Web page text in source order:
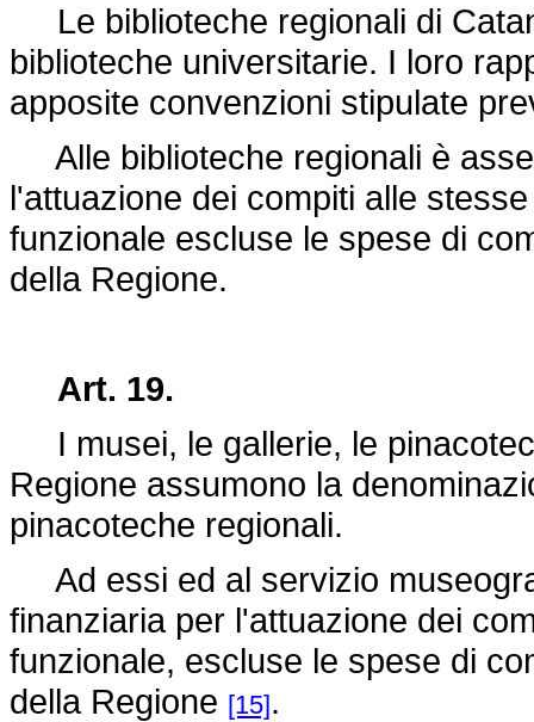
Le biblioteche regionali di
biblioteche universitarie. I loro
apposite convenzioni stipulate
Alle biblioteche regionali è
l'attuazione dei compiti alle
funzionale escluse le spese di
della Regione.
Art. 19.
I musei, le gallerie, le
Regione assumono la
pinacoteche regionali.
Ad essi ed al servizio
finanziaria per l'attuazione dei
funzionale, escluse le spese di
della Regione [15].